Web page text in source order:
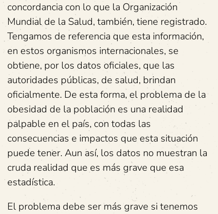
concordancia con lo que la Organización
Mundial de la Salud, también, tiene registrado.
Tengamos de referencia que esta información,
en estos organismos internacionales, se
obtiene, por los datos oficiales, que las
autoridades públicas, de salud, brindan
oficialmente. De esta forma, el problema de la
obesidad de la población es una realidad
palpable en el país, con todas las
consecuencias e impactos que esta situación
puede tener. Aun así, los datos no muestran la
cruda realidad que es más grave que esa
estadística.
El problema debe ser más grave si tenemos